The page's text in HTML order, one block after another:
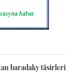
baradaky täsirleri